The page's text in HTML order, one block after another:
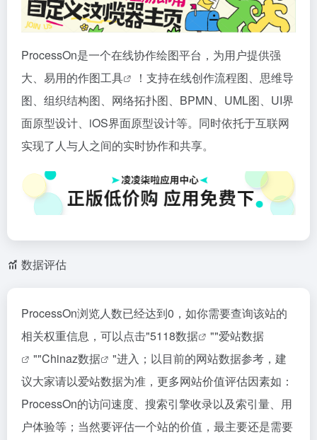
ProcessOn是一个在线协作绘图平台，为用户提供强
大、易用的作图工具
！支持在线创作流程图、思维导
图、组织结构图、网络拓扑图、BPMN、UML图、UI界
面原型设计、iOS界面原型设计等。同时依托于互联网
实现了人与人之间的实时协作和共享。
数据评估
ProcessOn浏览人数已经达到0，如你需要查询该站的
相关权重信息，可以点击"5118数据 ""爱站数据
""Chinaz数据
"进入；以目前的网站数据参考，建
议大家请以爱站数据为准，更多网站价值评估因素如：
ProcessOn的访问速度、搜索引擎收录以及索引量、用
户体验等；当然要评估一个站的价值，最主要还是需要